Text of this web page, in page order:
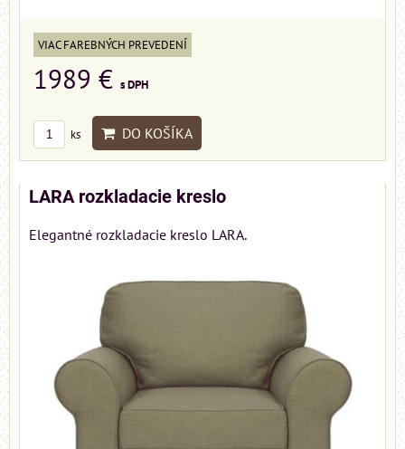
VIAC FAREBNÝCH PREVEDENÍ
1989 € s DPH
ks DO KOŠÍKA
LARA rozkladacie kreslo
Elegantné rozkladacie kreslo LARA.